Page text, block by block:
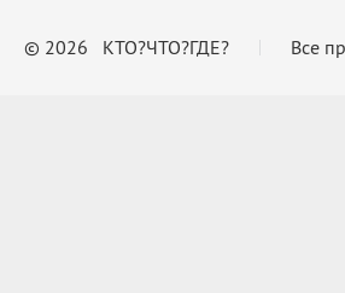
© 2026 КТО?ЧТО?ГДЕ? Все